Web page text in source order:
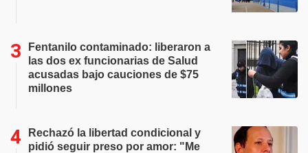
Fentanilo contaminado: liberaron a
las dos ex funcionarias de Salud
acusadas bajo cauciones de $75
millones
Rechazó la libertad condicional y
pidió seguir preso por amor: "Me